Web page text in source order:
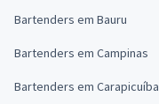
Bartenders em Bauru
Bartenders em Campinas
Bartenders em Carapicuíba